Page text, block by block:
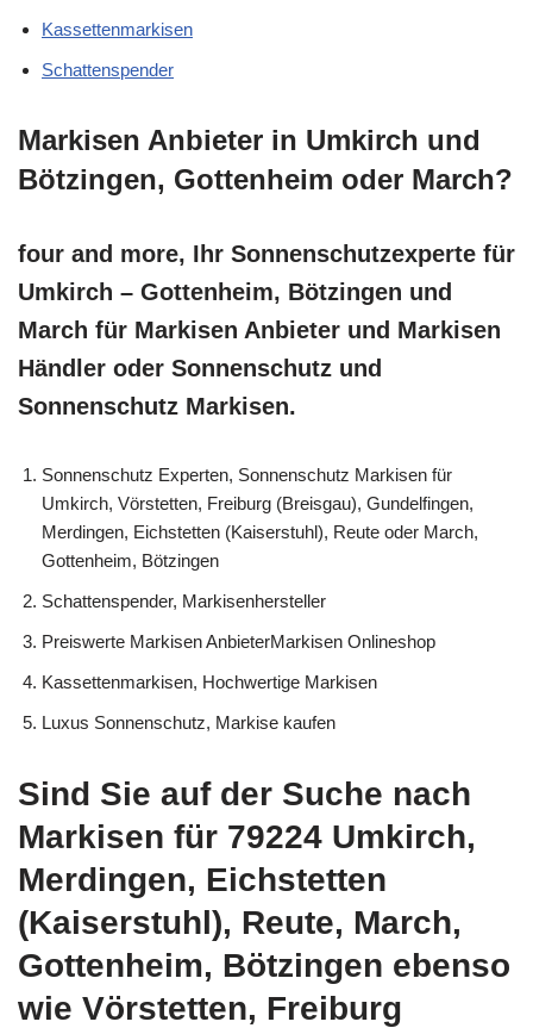
Kassettenmarkisen
Schattenspender
Markisen Anbieter in Umkirch und
Bötzingen, Gottenheim oder March?
four and more, Ihr Sonnenschutzexperte für
Umkirch – Gottenheim, Bötzingen und
March für Markisen Anbieter und Markisen
Händler oder Sonnenschutz und
Sonnenschutz Markisen.
Sonnenschutz Experten, Sonnenschutz Markisen für
Umkirch, Vörstetten, Freiburg (Breisgau), Gundelfingen,
Merdingen, Eichstetten (Kaiserstuhl), Reute oder March,
Gottenheim, Bötzingen
Schattenspender, Markisenhersteller
Preiswerte Markisen AnbieterMarkisen Onlineshop
Kassettenmarkisen, Hochwertige Markisen
Luxus Sonnenschutz, Markise kaufen
Sind Sie auf der Suche nach
Markisen für 79224 Umkirch,
Merdingen, Eichstetten
(Kaiserstuhl), Reute, March,
Gottenheim, Bötzingen ebenso
wie Vörstetten, Freiburg